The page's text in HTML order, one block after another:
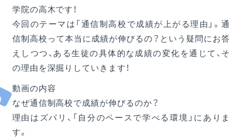
学院の高木です！
今回のテーマは「通信制高校で成績が上がる理由」。通
信制高校って本当に成績が伸びるの？という疑問にお答
えしつつ、ある生徒の具体的な成績の変化を通じて、そ
の理由を深掘りしていきます！
動画の内容
なぜ通信制高校で成績が伸びるのか？
理由はズバリ、「自分のペースで学べる環境」にありま
す。